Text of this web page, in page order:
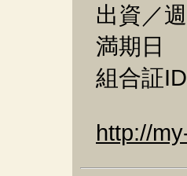
出資／
満期日
組合証
http://